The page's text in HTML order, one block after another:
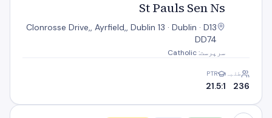
St Pauls Sen Ns
Clonrosse Drive,, Ayrfield,, Dublin 13 · Dublin · D13
DD74
سرپرست: Catholic
طلبہ
236
PTR
21.5:1
St. Francis of Assisi National School